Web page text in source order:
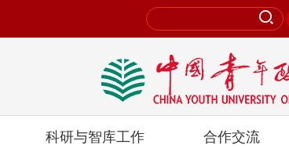
科研与智库工作 合作交流